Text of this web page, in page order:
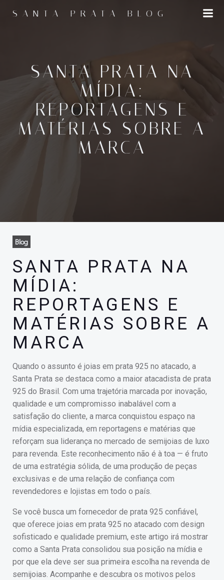
para
SANTA PRATA BLOG
SANTA PRATA NA
MÍDIA:
REPORTAGENS E
MATÉRIAS SOBRE A
MARCA
Blog
SANTA PRATA NA
MÍDIA:
REPORTAGENS E
MATÉRIAS SOBRE A
MARCA
Quando o assunto é joias em prata 925 no atacado, a
Santa Prata se destaca como a maior atacadista de prata
925 do Brasil. Com uma trajetória marcada por inovação,
qualidade e um compromisso inabalável com a
satisfação do cliente, a marca conquistou espaço na
mídia especializada, em reportagens e matérias que
reforçam sua liderança no mercado de semijoias de luxo
para revenda. Este reconhecimento não é à toa — é fruto
de uma estratégia sólida, de uma produção de peças
exclusivas e de uma relação de confiança com
revendedores e lojistas em todo o país.
Se você busca um fornecedor de prata 925 confiável,
que oferece joias em prata 925 no atacado com design
sofisticado e qualidade premium, este artigo irá mostrar
como a Santa Prata consolidou sua posição na mídia e
por que ela deve ser sua primeira escolha na revenda de
semijoias. Acompanhe e descubra os motivos pelos